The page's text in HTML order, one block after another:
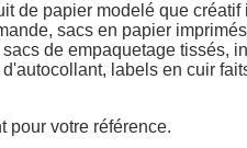
de papier modelé que
sacs en papier
de empaquetage tissés,
labels en cuir
pour votre référence.